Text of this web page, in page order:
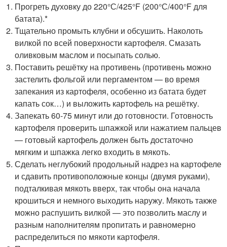
Прогреть духовку до 220°С/425°F (200°С/400°F для
батата).*
Тщательно промыть клубни и обсушить. Наколоть
вилкой по всей поверхности картофеля. Смазать
оливковым маслом и посыпать солью.
Поставить решётку на противень (противень можно
застелить фольгой или пергаментом — во время
запекания из картофеля, особенно из батата будет
капать сок…) и выложить картофель на решётку.
Запекать 60-75 минут или до готовности. Готовность
картофеля проверить шпажкой или нажатием пальцев
— готовый картофель должен быть достаточно
мягким и шпажка легко входить в мякоть.
Сделать неглубокий продольный надрез на картофеле
и сдавить противоположные концы (двумя руками),
подталкивая мякоть вверх, так чтобы она начала
крошиться и немного выходить наружу. Мякоть также
можно распушить вилкой — это позволить маслу и
разным наполнителям пропитать и равномерно
распределиться по мякоти картофеля.